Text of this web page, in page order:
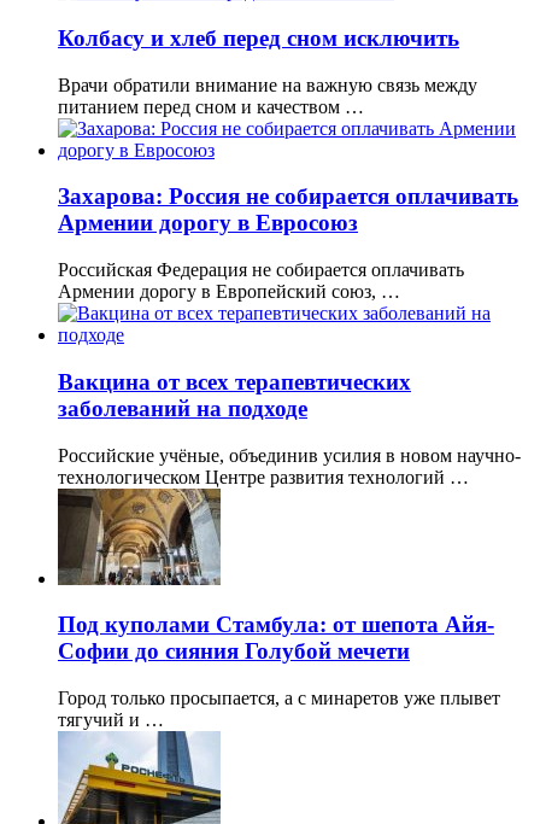
Колбасу и хлеб перед сном исключить
Врачи обратили внимание на важную связь между
питанием перед сном и качеством …
Захарова: Россия не собирается оплачивать
Армении дорогу в Евросоюз
Российская Федерация не собирается оплачивать
Армении дорогу в Европейский союз, …
Вакцина от всех терапевтических
заболеваний на подходе
Российские учёные, объединив усилия в новом научно-
технологическом Центре развития технологий …
Под куполами Стамбула: от шепота Айя-
Софии до сияния Голубой мечети
Город только просыпается, а с минаретов уже плывет
тягучий и …